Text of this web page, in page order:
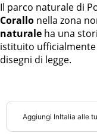
Il parco naturale di
Corallo nella zona
naturale ha una
istituito ufficialmente
disegni di legge.
Aggiungi InItalia alle